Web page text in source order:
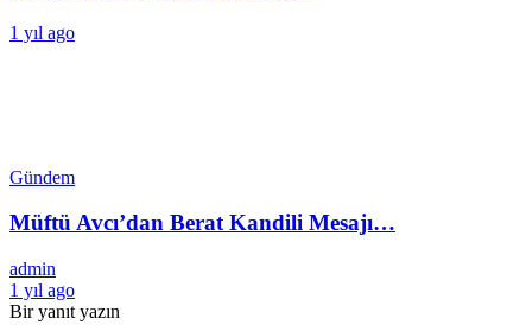
1 yıl ago
Gündem
Müftü Avcı’dan Berat Kandili Mesajı…
admin
1 yıl ago
Bir yanıt yazın